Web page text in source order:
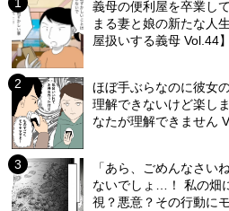
義母の便利屋を卒業し
まる妻と娘の新たな人
屋扱いする義母 Vol.44】
ほぼ手ぶらなのに彼女
理解できないけど楽し
なたが理解できません
「あら、ごめんなさい
ないでしょ…！ 私の畑
視？悪意？その行動に